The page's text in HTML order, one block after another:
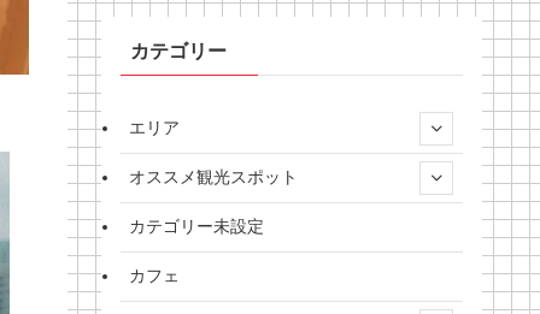
カテゴリー
エリア
オススメ観光スポット
カテゴリー未設定
カフェ